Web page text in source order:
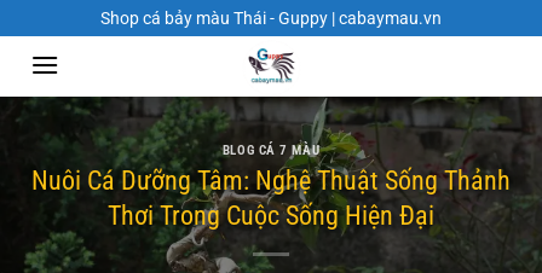
đến
dung
Shop cá bảy màu Thái - Guppy | cabaymau.vn
BLOG CÁ 7 MÀU
Nuôi Cá Dưỡng Tâm: Nghệ Thuật Sống Thảnh
Thơi Trong Cuộc Sống Hiện Đại